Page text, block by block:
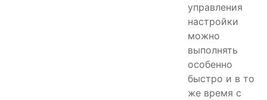
управления
настройки
можно
выполнять
особенно
быстро и в то
же время с